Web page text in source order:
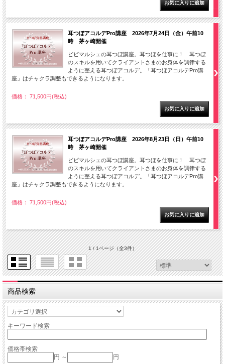
耳つぼアコルデPro講座 2026年7月24日（金）午前10
時 茅ヶ崎開催
ビビマルシェの耳つぼ講座。耳つぼを仕事に！ 耳つぼ
のスキルを用いてクライアントさまのお身体を調律する
ように整える耳つぼアコルデ。「耳つぼアコルデPro講
座」はチャクラ調整もできるようになります。
価格： 71,500円(税込)
耳つぼアコルデPro講座 2026年8月23日（日）午前10
時 茅ヶ崎開催
ビビマルシェの耳つぼ講座。耳つぼを仕事に！ 耳つぼ
のスキルを用いてクライアントさまのお身体を調律する
ように整える耳つぼアコルデ。「耳つぼアコルデPro講
座」はチャクラ調整もできるようになります。
価格： 71,500円(税込)
1 / 1ページ（全3件）
商品検索
キーワード検索
価格帯検索
円 ～
円